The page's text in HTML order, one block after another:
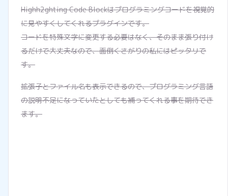
Highh2ghting Code Blockはプログラミングコードを視覚的
に見やすくしてくれるプラグインです。
コードを特殊文字に変更する必要はなく、そのまま張り付け
るだけで大丈夫なので、面倒くさがりの私にはピッタリで
す。
拡張子とファイル名も表示できるので、プログラミング言語
の説明不足になっていたとしても補ってくれる事を期待でき
ます。